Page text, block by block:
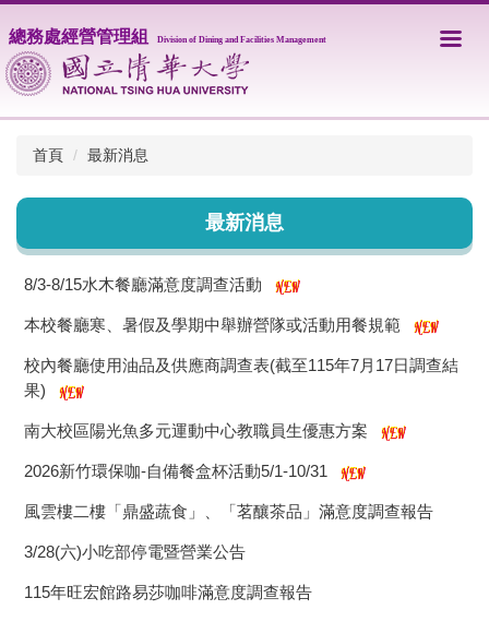
到
主
要
總務處經營管理組 Division of Dining and Facilities Management
首頁 最新消息
最新消息
8/3-8/15水木餐廳滿意度調查活動
本校餐廳寒、暑假及學期中舉辦營隊或活動用餐規範
校內餐廳使用油品及供應商調查表(截至115年7月17日調查結
果)
南大校區陽光魚多元運動中心教職員生優惠方案
2026新竹環保咖-自備餐盒杯活動5/1-10/31
風雲樓二樓「鼎盛蔬食」、「茗釀茶品」滿意度調查報告
3/28(六)小吃部停電暨營業公告
115年旺宏館路易莎咖啡滿意度調查報告